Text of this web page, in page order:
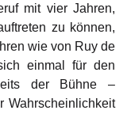
mit vier Jahren,
zu können,
wie von Ruy de
einmal für den
der Bühne –
Wahrscheinlichkeit